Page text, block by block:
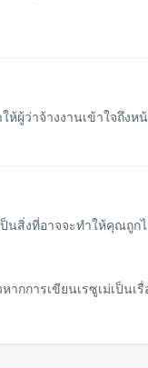
ผู้ว่าจ้างงานเข้าใจถึ
งที่อาจจะทำให้คุณถูก
กการเขียนเรซูเม่เป็น